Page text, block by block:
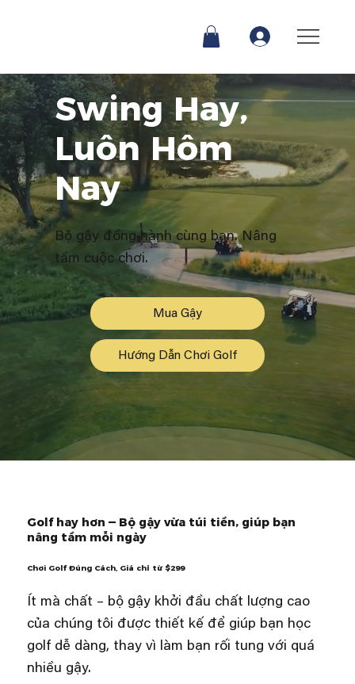
Swing Hay,
Luôn Hôm
Nay
Bộ gậy đồng hành cùng bạn. Nâng
tầm cuộc chơi.
Mua Gậy
Hướng Dẫn Chơi Golf
Golf hay hơn — Bộ gậy vừa túi tiền, giúp bạn
nâng tầm mỗi ngày
Ít mà chất – bộ gậy khởi đầu chất lượng cao
của chúng tôi được thiết kế để giúp bạn học
golf dễ dàng, thay vì làm bạn rối tung với quá
nhiều gậy.
Chơi Golf Đúng Cách, Giá chỉ từ $299